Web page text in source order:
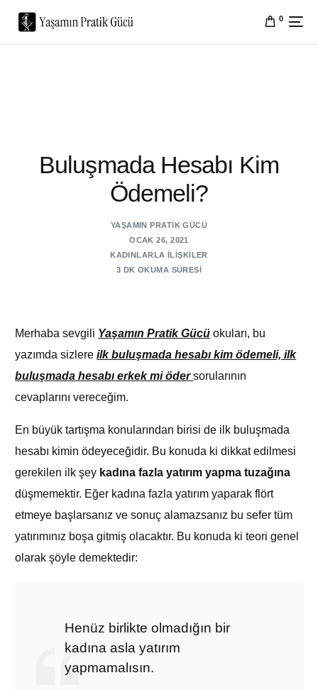
0
Buluşmada Hesabı Kim
Ödemeli?
YAŞAMIN PRATIK GÜCÜ
OCAK 26, 2021
KADINLARLA İLIŞKILER
3 DK OKUMA SÜRESI
Merhaba sevgili Yaşamın Pratik Gücü okuları, bu
yazımda sizlereilk buluşmada hesabı kim ödemeli, ilk
buluşmada hesabı erkek mi ödersorularının
cevaplarını vereceğim.
En büyük tartışma konularından birisi de ilk buluşmada
hesabı kimin ödeyeceğidir. Bu konuda ki dikkat edilmesi
gerekilen ilk şey kadına fazla yatırım yapma tuzağına
düşmemektir. Eğer kadına fazla yatırım yaparak flört
etmeye başlarsanız ve sonuç alamazsanız bu sefer tüm
yatırımınız boşa gitmiş olacaktır. Bu konuda ki teori genel
olarak şöy le demektedir:
Henüz birlikte olmadığın bir
kadına asla yatırım
yapmamalısın.